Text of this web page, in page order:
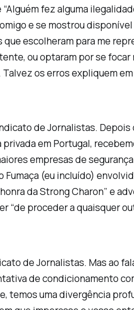
fez alguma
e se mostrou
escolheram para me
ou optaram por se
os erros expliquem
de Jornalistas.
em Portugal,
empresas de
(eu incluído)
da Strong Charon” e
“de proceder a quaisquer
de Jornalistas. Mas ao
de condicionamento
uma divergência